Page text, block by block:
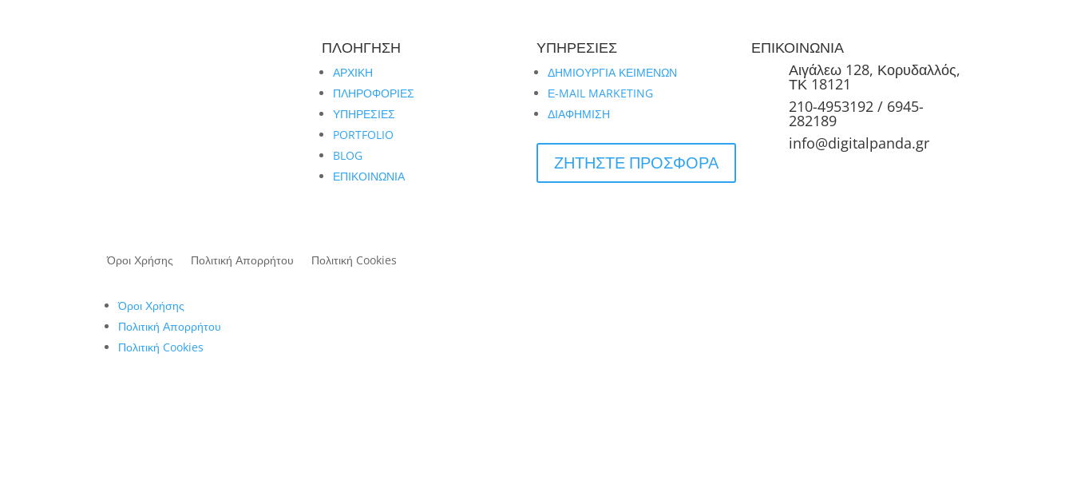
ΠΛΟΗΓΗΣΗ
ΑΡΧΙΚΗ
ΠΛΗΡΟΦΟΡΙΕΣ
ΥΠΗΡΕΣΙΕΣ
PORTFOLIO
BLOG
ΕΠΙΚΟΙΝΩΝΙΑ
ΥΠΗΡΕΣΙΕΣ
ΔΗΜΙΟΥΡΓΙΑ ΚΕΙΜΕΝΩΝ
Ε-MAIL MARKETING
ΔΙΑΦΗΜΙΣΗ
ΖΗΤΗΣΤΕ ΠΡΟΣΦΟΡΑ
ΕΠΙΚΟΙΝΩΝΙΑ
Αιγάλεω 128, Κορυδαλλός,
ΤΚ 18121
210-4953192 / 6945-
282189
info@digitalpanda.gr
Όροι Χρήσης Πολιτική Απορρήτου Πολιτική Cookies
Όροι Χρήσης
Πολιτική Απορρήτου
Πολιτική Cookies